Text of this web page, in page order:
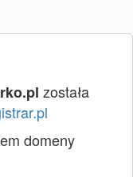
została
domeny